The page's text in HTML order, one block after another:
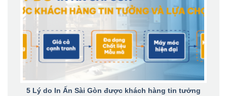
5 Lý do In Ấn Sài Gòn được khách hàng tin tưởng